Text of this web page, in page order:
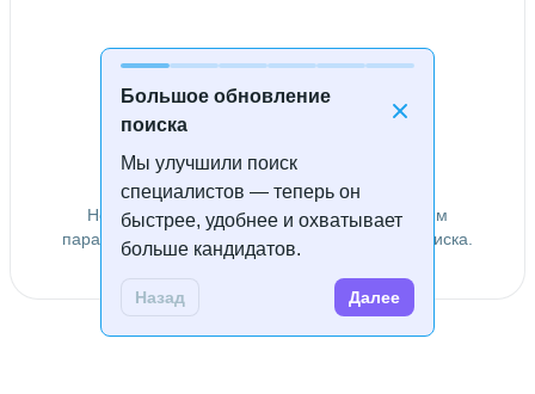
Большое обновление
поиска
Мы улучшили поиск
специалистов — теперь он
быстрее, удобнее и охватывает
больше кандидатов.
Назад Далее
Специалисты не найдены
Не удалось найти специалистов по заданным
параметрам. Попробуйте изменить условия поиска.